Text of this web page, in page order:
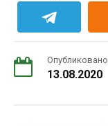
Опубликовано
13.08.2020